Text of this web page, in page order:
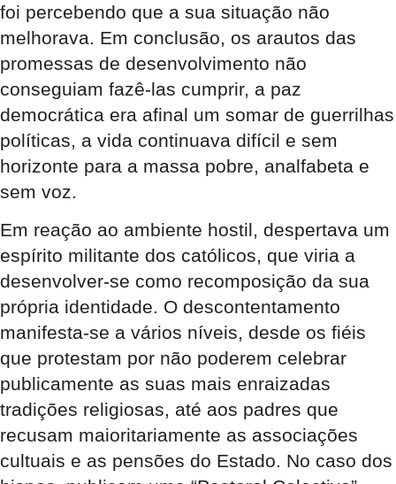
foi percebendo que a sua situação não
melhorava. Em conclusão, os arautos das
promessas de desenvolvimento não
conseguiam fazê-las cumprir, a paz
democrática era afinal um somar de guerrilhas
políticas, a vida continuava difícil e sem
horizonte para a massa pobre, analfabeta e
sem voz.
Em reação ao ambiente hostil, despertava um
espírito militante dos católicos, que viria a
desenvolver-se como recomposição da sua
própria identidade. O descontentamento
manifesta-se a vários níveis, desde os fiéis
que protestam por não poderem celebrar
publicamente as suas mais enraizadas
tradições religiosas, até aos padres que
recusam maioritariamente as associações
cultuais e as pensões do Estado. No caso dos